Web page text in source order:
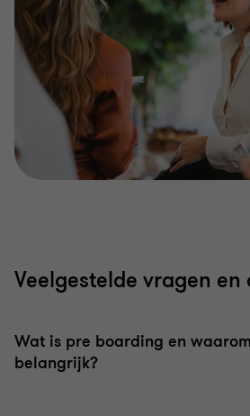
Veelgestelde vragen
Wat is pre boarding en
belangrijk?